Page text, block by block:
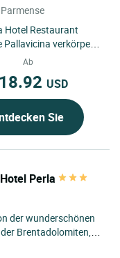
Hotel Restaurant
verkörpert
unteren Parmas in der
Ab
USD
Sie
Perla
der wunderschönen
Brentadolomiten,